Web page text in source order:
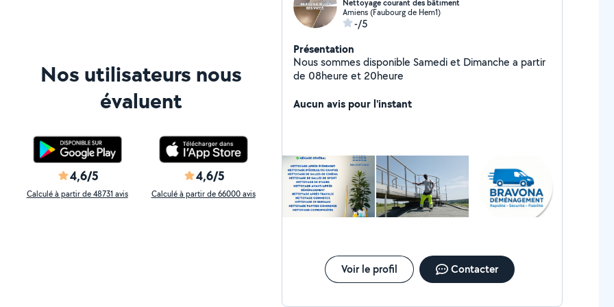
Nos utilisateurs nous
évaluent
4,6/5
Calculé à partir de 48731 avis
4,6/5
Calculé à partir de 66000 avis
Nettoyage courant des bâtiment
Amiens (Faubourg de Hem1)
-/5
Présentation
Nous sommes disponible Samedi et Dimanche a partir
de 08heure et 20heure
Aucun avis pour l'instant
Voir le profil Contacter